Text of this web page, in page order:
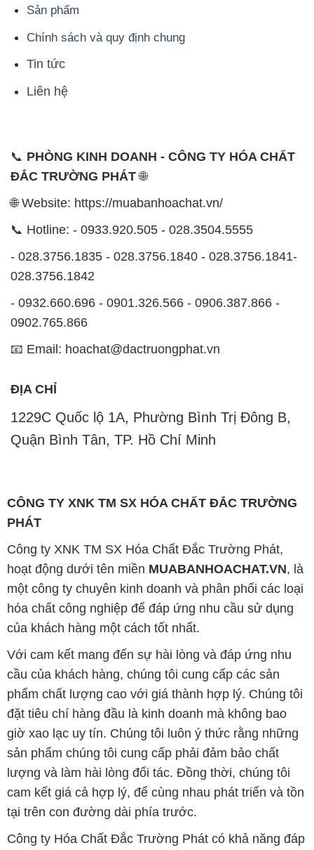
Sản phẩm
Chính sách và quy định chung
Tin tức
Liên hệ
📞 PHÒNG KINH DOANH - CÔNG TY HÓA CHẤT
ĐẮC TRƯỜNG PHÁT🌐
🌐 Website: https://muabanhoachat.vn/
📞 Hotline: - 0933.920.505 - 028.3504.5555
- 028.3756.1835 - 028.3756.1840 - 028.3756.1841-
028.3756.1842
- 0932.660.696 - 0901.326.566 - 0906.387.866 -
0902.765.866
📧 Email: hoachat@dactruongphat.vn
ĐỊA CHỈ
1229C Quốc lộ 1A, Phường Bình Trị Đông B,
Quận Bình Tân, TP. Hồ Chí Minh
CÔNG TY XNK TM SX HÓA CHẤT ĐẮC TRƯỜNG
PHÁT
Công ty XNK TM SX Hóa Chất Đắc Trường Phát,
hoạt động dưới tên miền MUABANHOACHAT.VN, là
một công ty chuyên kinh doanh và phân phối các loại
hóa chất công nghiệp để đáp ứng nhu cầu sử dụng
của khách hàng một cách tốt nhất.
Với cam kết mang đến sự hài lòng và đáp ứng nhu
cầu của khách hàng, chúng tôi cung cấp các sản
phẩm chất lượng cao với giá thành hợp lý. Chúng tôi
đặt tiêu chí hàng đầu là kinh doanh mà không bao
giờ xao lạc uy tín. Chúng tôi luôn ý thức rằng những
sản phẩm chúng tôi cung cấp phải đảm bảo chất
lượng và làm hài lòng đối tác. Đồng thời, chúng tôi
cam kết giá cả hợp lý, để cùng nhau phát triển và tồn
tại trên con đường dài phía trước.
Công ty Hóa Chất Đắc Trường Phát có khả năng đáp